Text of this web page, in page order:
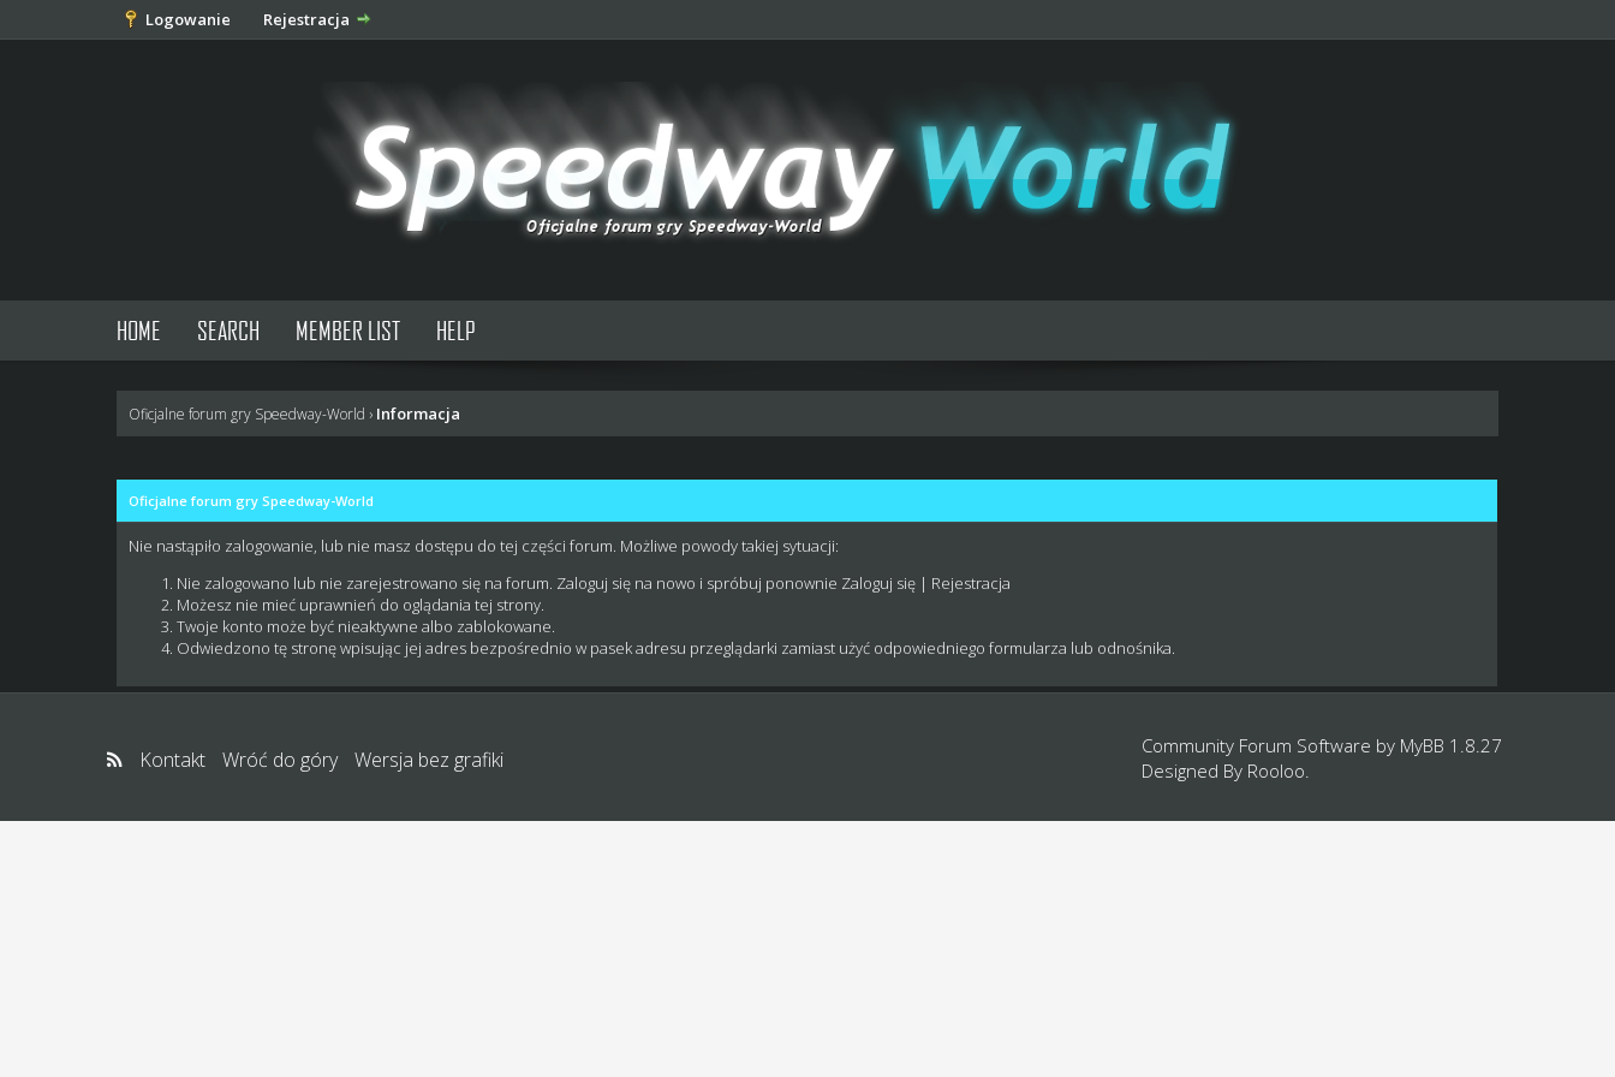
Logowanie Rejestracja
HOME SEARCH MEMBER LIST HELP
Oficjalne forum gry Speedway-World › Informacja
Oficjalne forum gry Speedway-World
Nie nastąpiło zalogowanie, lub nie masz dostępu do tej części forum. Możliwe powody takiej sytuacji:
Nie zalogowano lub nie zarejestrowano się na forum. Zaloguj się na nowo i spróbuj ponownie Zaloguj się | Rejestracja
Możesz nie mieć uprawnień do oglądania tej strony.
Twoje konto może być nieaktywne albo zablokowane.
Odwiedzono tę stronę wpisując jej adres bezpośrednio w pasek adresu przeglądarki zamiast użyć odpowiedniego formularza lub odnośnika.
Kontakt Wróć do góry Wersja bez grafiki
Community Forum Software by MyBB 1.8.27
Designed By Rooloo.